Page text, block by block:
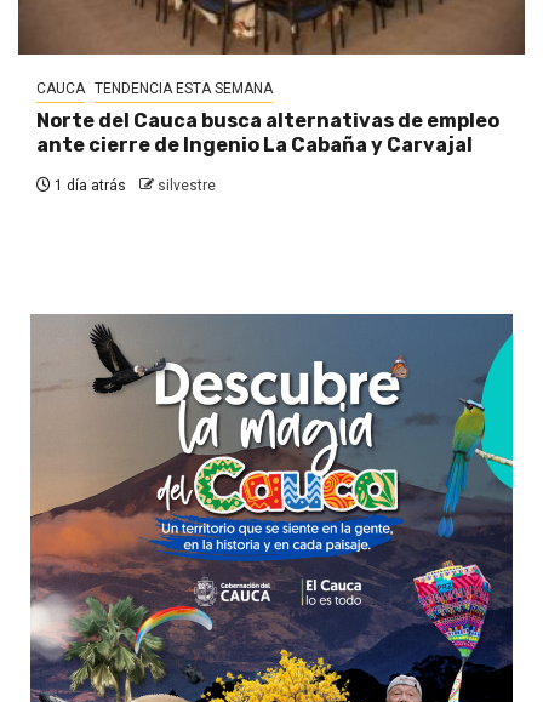
CAUCA TENDENCIA ESTA SEMANA
Norte del Cauca busca alternativas de empleo
ante cierre de Ingenio La Cabaña y Carvajal
1 día atrás silvestre